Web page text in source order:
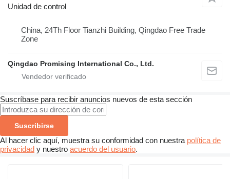
Unidad de control
China, 24Th Floor Tianzhi Building, Qingdao Free Trade
Zone
Qingdao Promising International Co., Ltd.
Suscríbase para recibir anuncios nuevos de esta sección
Suscribirse
Al hacer clic aquí, muestra su conformidad con nuestra política de
privacidad y nuestro acuerdo del usuario.